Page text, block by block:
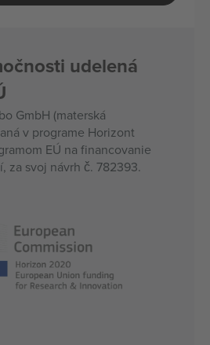
udelená
GmbH (materská
v programe Horizont
EÚ na financovanie
za svoj návrh č. 782393.